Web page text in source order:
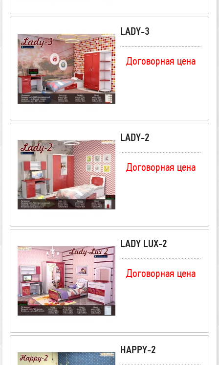
LADY-3
Договорная цена
LADY-2
Договорная цена
LADY LUX-2
Договорная цена
HAPPY-2